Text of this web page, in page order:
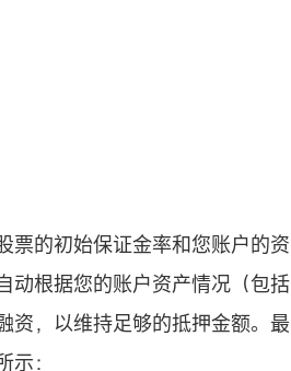
票的初始保证金率和您账户的资
动根据您的账户资产情况（包括
资，以维持足够的抵押金额。最
：